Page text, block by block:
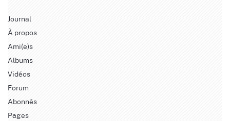
Journal
À propos
Ami(e)s
Albums
Vidéos
Forum
Abonnés
Pages